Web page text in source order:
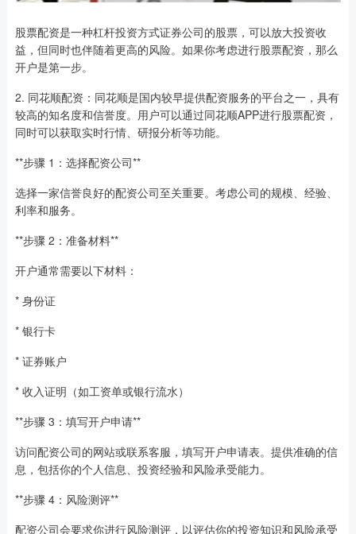
股票配资是一种杠杆投资方式证券公司的股票，可以放大投资收
益，但同时也伴随着更高的风险。如果你考虑进行股票配资，那么
开户是第一步。
2. 同花顺配资：同花顺是国内较早提供配资服务的平台之一，具有
较高的知名度和信誉度。用户可以通过同花顺APP进行股票配资，
同时可以获取实时行情、研报分析等功能。
**步骤 1：选择配资公司**
选择一家信誉良好的配资公司至关重要。考虑公司的规模、经验、
利率和服务。
**步骤 2：准备材料**
开户通常需要以下材料：
* 身份证
* 银行卡
* 证券账户
* 收入证明（如工资单或银行流水）
**步骤 3：填写开户申请**
访问配资公司的网站或联系客服，填写开户申请表。提供准确的信
息，包括你的个人信息、投资经验和风险承受能力。
**步骤 4：风险测评**
配资公司会要求你进行风险测评，以评估你的投资知识和风险承受